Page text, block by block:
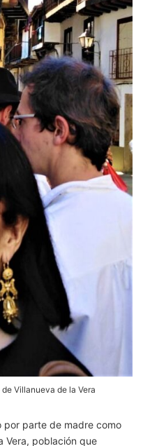
Villanueva de la Vera
por parte de madre como
Vera, población que